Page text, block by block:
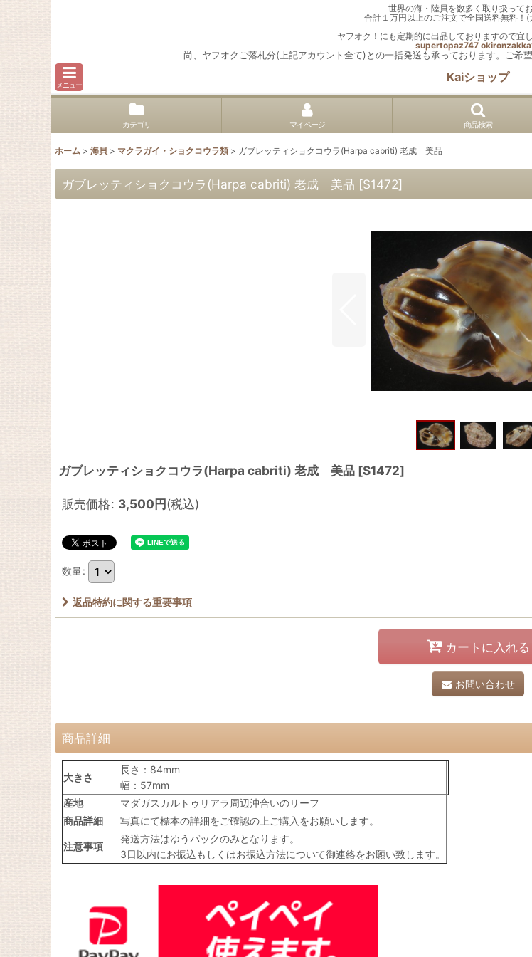
世界の海・陸貝を数多く取り扱ってお
合計１万円以上のご注文で全国送料無料！(
ヤフオク！にも定期的に出品しておりますので宜
supertopaz747
尚、ヤフオクご落札分(上記アカウント全て)との一括発送も承っております。ご希
メニュー
Kaiショップ
カテゴリ マイページ 商品検索
ホーム > 海貝 > マクラガイ・ショクコウラ類 > ガブレッティショクコウラ(Harpa cabriti) 老成 美品
ガブレッティショクコウラ(Harpa cabriti) 老成 美品 [S1472]
ガブレッティショクコウラ(Harpa cabriti) 老成 美品 [S1472]
販売価格: 3,500円(税込)
数量:
返品特約に関する重要事項
カートに入れる
お問い合わせ
商品詳細
大きさ
長さ：84mm
幅：57mm
産地
マダガスカルトゥリアラ周辺沖合いのリーフ
商品詳細
写真にて標本の詳細をご確認の上ご購入をお願いします。
注意事項
発送方法はゆうパックのみとなります。
3日以内にお振込もしくはお振込方法について御連絡をお願い致します。